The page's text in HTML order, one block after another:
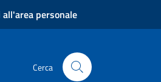
all'area personale
Cerca